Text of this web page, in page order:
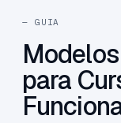
— GUIA
para